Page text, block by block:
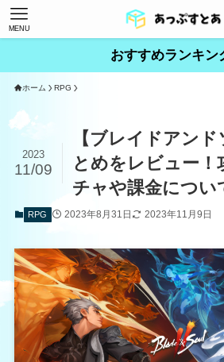
MENU
おすすめランキン
ホーム RPG
【ブレイドアン
とめをレビュー！
チャや課金につい
2023
11/09
RPG 2023年8月31日 2023年11月9日